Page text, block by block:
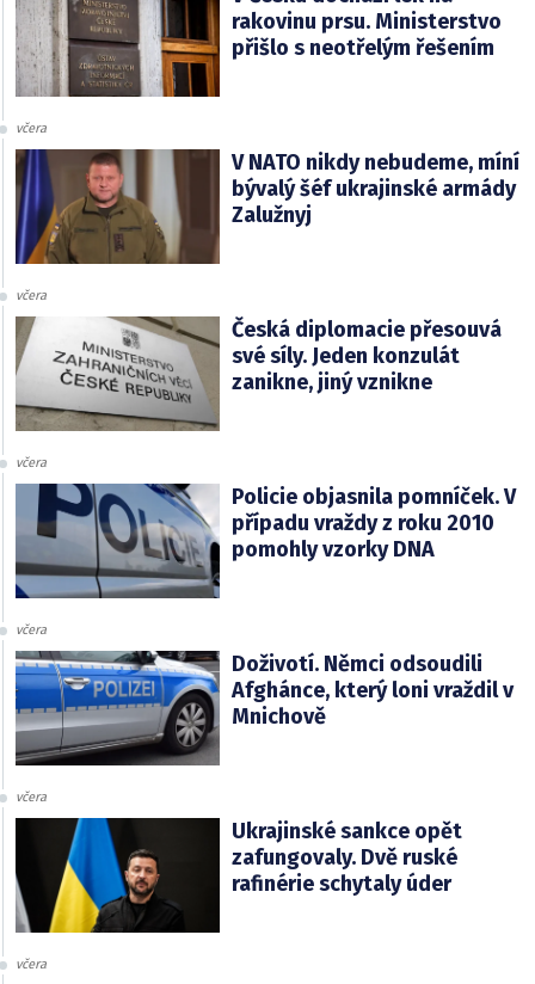
rakovinu prsu. Ministerstvo
přišlo s neotřelým řešením
včera
V NATO nikdy nebudeme, míní
bývalý šéf ukrajinské armády
Zalužnyj
včera
Česká diplomacie přesouvá
své síly. Jeden konzulát
zanikne, jiný vznikne
včera
Policie objasnila pomníček. V
případu vraždy z roku 2010
pomohly vzorky DNA
včera
Doživotí. Němci odsoudili
Afghánce, který loni vraždil v
Mnichově
včera
Ukrajinské sankce opět
zafungovaly. Dvě ruské
rafinérie schytaly úder
včera